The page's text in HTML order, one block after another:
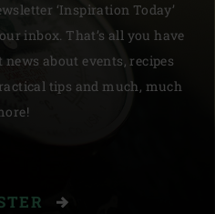
‘Inspiration Today’
inbox. That’s all you have
about events, recipes
tips and much, much